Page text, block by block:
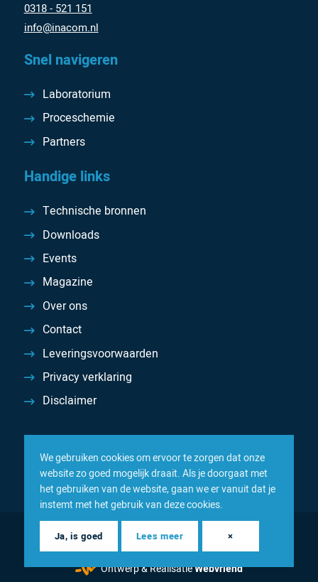
0318 - 521 151
info@inacom.nl
Snel navigeren
Laboratorium
Proceschemie
Partners
Handige links
Technische bronnen
Downloads
Events
Magazine
Over ons
Contact
Leveringsvoorwaarden
Privacy verklaring
Disclaimer
© 2026 Inacom — Sterk in spareparts, consumables en
componenten
Ontwerp & RealisatieWebvriend
We gebruiken cookies om ervoor te zorgen dat onze
website zo goed mogelijk draait. Als je doorgaat met
het gebruiken van de website, gaan we er vanuit dat je
instemt met het gebruik van deze cookies.
Ja, is goed Lees meer ×